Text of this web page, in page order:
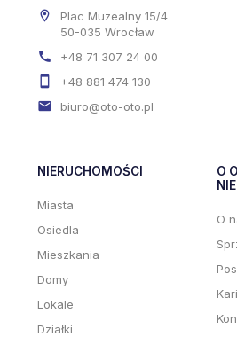
Plac Muzealny 15/4
50-035 Wrocław
+48 71 307 24 00
+48 881 474 130
biuro@oto-oto.pl
NIERUCHOMOŚCI
Miasta
Osiedla
Mieszkania
Domy
Lokale
Działki
O
O